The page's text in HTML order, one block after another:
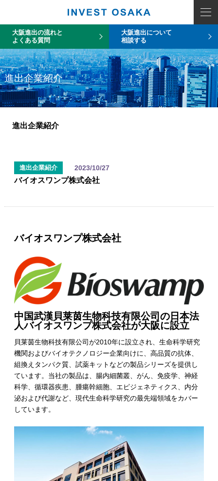
大阪進出の流れと
よくある質問
大阪進出について
相談する
進出企業紹介
進出企業紹介
進出企業紹介 2023/10/27
バイオスワンプ株式会社
バイオスワンプ株式会社
中国武漢貝莱茵生物科技有限公司の日本法
人バイオスワンプ株式会社が大阪に設立
貝莱茵生物科技有限公司が2010年に設立され、生命科学研究
機関およびバイオテクノロジー企業向けに、高品質の抗体、
組換えタンパク質、試薬キットなどの製品シリーズを提供し
ています。当社の製品は、腸内細菌叢、がん、免疫学、神経
科学、循環器疾患、腫瘍幹細胞、エピジェネティクス、内分
泌および代謝など、現代生命科学研究の最先端領域をカバー
しています。